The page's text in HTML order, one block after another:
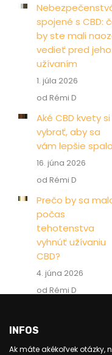
spojené s CBD:
by ste mali
vedieť pred jeho
užívaním
1. júla 2026
od Rémi D
Aké CBD kvety si
vybrať, aby sa
vám lepšie
16. júna 2026
od Rémi D
Prečo by sa
počas
tehotenstva
vyhnúť užívaniu
CBD?
4. júna 2026
od Rémi D
INFOS
Ak máte akékoľvek